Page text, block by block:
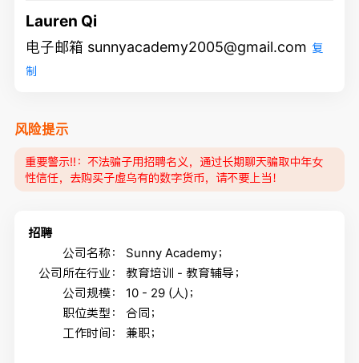
Lauren Qi
电子邮箱 sunnyacademy2005@gmail.com 复
制
风险提示
重要警示‼️：不法骗子用招聘名义，通过长期聊天骗取中年女
性信任，去购买子虚乌有的数字货币，请不要上当！
招聘
公司名称：
Sunny Academy；
公司所在行业：
教育培训 - 教育辅导；
公司规模：
10 - 29 (人)；
职位类型：
合同；
工作时间：
兼职；